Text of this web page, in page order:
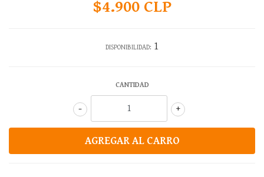
$4.900 CLP
DISPONIBILIDAD: 1
CANTIDAD
+
-